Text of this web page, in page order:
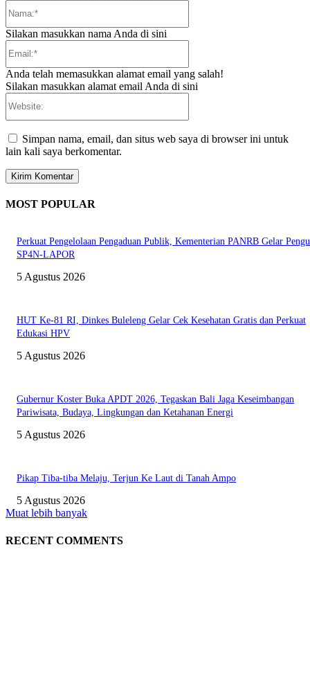
Silakan masukkan nama Anda di sini
Anda telah memasukkan alamat email yang salah!
Silakan masukkan alamat email Anda di sini
Simpan nama, email, dan situs web saya di browser ini untuk
lain kali saya berkomentar.
MOST POPULAR
Perkuat Pengelolaan Pengaduan Publik, Kementerian PANRB Gelar
SP4N-LAPOR
5 Agustus 2026
HUT Ke-81 RI, Dinkes Buleleng Gelar Cek Kesehatan Gratis dan Perkuat
Edukasi HPV
5 Agustus 2026
Gubernur Koster Buka APDT 2026, Tegaskan Bali Jaga Keseimbangan
Pariwisata, Budaya, Lingkungan dan Ketahanan Energi
5 Agustus 2026
Pikap Tiba-tiba Melaju, Terjun Ke Laut di Tanah Ampo
5 Agustus 2026
Muat lebih banyak
RECENT COMMENTS